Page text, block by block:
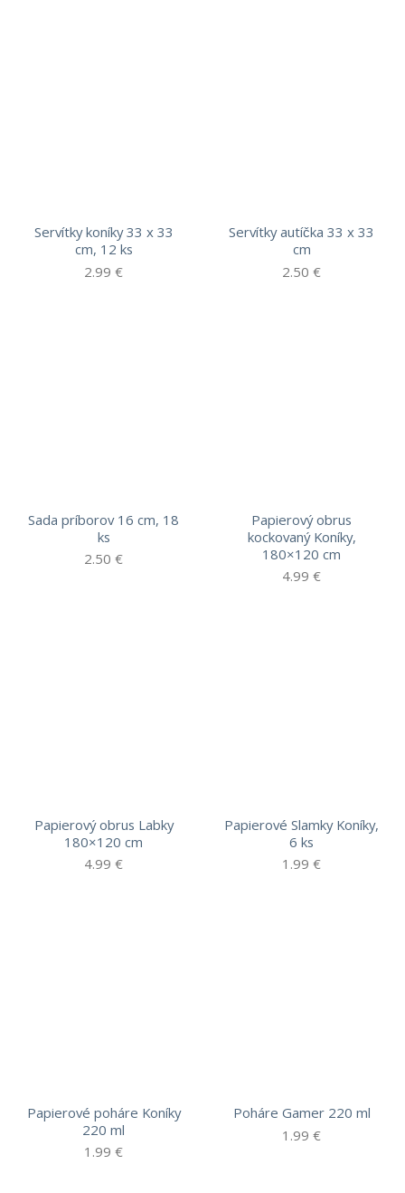
Servítky koníky 33 x 33
cm, 12 ks
2.99 €
Servítky autíčka 33 x 33
cm
2.50 €
Sada príborov 16 cm, 18
ks
2.50 €
Papierový obrus
kockovaný Koníky,
180×120 cm
4.99 €
Papierový obrus Labky
180×120 cm
4.99 €
Papierové Slamky Koníky,
6 ks
1.99 €
Papierové poháre Koníky
220 ml
1.99 €
Poháre Gamer 220 ml
1.99 €